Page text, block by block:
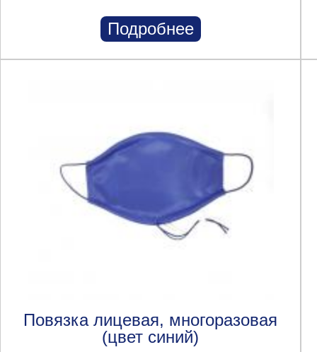
Подробнее
Повязка лицевая, многоразовая
(цвет синий)